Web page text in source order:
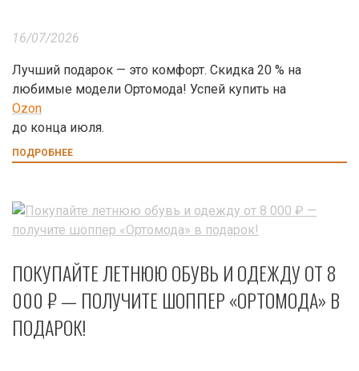
16/07/2026
Лучший подарок — это комфорт. Скидка 20 % на
любимые модели Ортомода! Успей купить на
Ozon
до конца июля.
ПОДРОБНЕЕ
ПОКУПАЙТЕ ЛЕТНЮЮ ОБУВЬ И ОДЕЖДУ ОТ 8
000 ₽ — ПОЛУЧИТЕ ШОППЕР «ОРТОМОДА» В
ПОДАРОК!